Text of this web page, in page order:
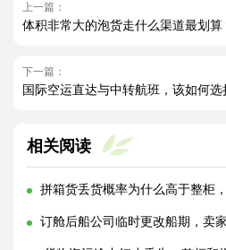
上一篇：
体积非常大的泡货走什么渠道最划算
下一篇：
相关阅读
拼箱货丢货概率为什么高于整柜，有什么办法
订舱后船公司临时更改船期，卖家如何降低订